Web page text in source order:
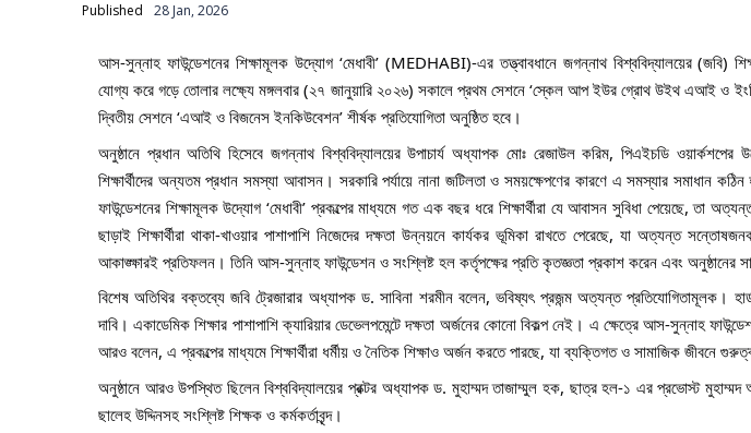
Published 28 Jan, 2026
আস-সুন্নাহ ফাউন্ডেশনের শিক্ষামূলক উদ্যোগ ‘মেধাবী’ (MEDHABI)-এর তত্ত্বাবধানে জগন্নাথ বিশ্ববিদ্যালয়ের (জবি)
যোগ্য করে গড়ে তোলার লক্ষ্যে মঙ্গলবার (২৭ জানুয়ারি ২০২৬) সকালে প্রথম সেশনে ‘স্কেল আপ ইউর গ্রোথ উইথ এআই ও
দ্বিতীয় সেশনে ‘এআই ও বিজনেস ইনকিউবেশন’ শীর্ষক প্রতিযোগিতা অনুষ্ঠিত হবে।
অনুষ্ঠানে প্রধান অতিথি হিসেবে জগন্নাথ বিশ্ববিদ্যালয়ের উপাচার্য অধ্যাপক মোঃ রেজাউল করিম, পিএইচডি
শিক্ষার্থীদের অন্যতম প্রধান সমস্যা আবাসন। সরকারি পর্যায়ে নানা জটিলতা ও সময়ক্ষেপণের কারণে এ সমস্যার সমাধান
ফাউন্ডেশনের শিক্ষামূলক উদ্যোগ ‘মেধাবী’ প্রকল্পের মাধ্যমে গত এক বছর ধরে শিক্ষার্থীরা যে আবাসন সুবিধা পেয়েছে, তা
ছাড়াই শিক্ষার্থীরা থাকা-খাওয়ার পাশাপাশি নিজেদের দক্ষতা উন্নয়নে কার্যকর ভূমিকা রাখতে পেরেছে, যা অত্যন্ত
আকাঙ্ক্ষারই প্রতিফলন। তিনি আস-সুন্নাহ ফাউন্ডেশন ও সংশ্লিষ্ট হল কর্তৃপক্ষের প্রতি কৃতজ্ঞতা প্রকাশ করেন এবং অনুষ্ঠানের
বিশেষ অতিথির বক্তব্যে জবি ট্রেজারার অধ্যাপক ড. সাবিনা শরমীন বলেন, ভবিষ্যৎ প্রজন্ম অত্যন্ত প্রতিযোগিতামূলক।
দাবি। একাডেমিক শিক্ষার পাশাপাশি ক্যারিয়ার ডেভেলপমেন্টে দক্ষতা অর্জনের কোনো বিকল্প নেই। এ ক্ষেত্রে আস-সুন্নাহ
আরও বলেন, এ প্রকল্পের মাধ্যমে শিক্ষার্থীরা ধর্মীয় ও নৈতিক শিক্ষাও অর্জন করতে পারছে, যা ব্যক্তিগত ও সামাজিক জীবনে
অনুষ্ঠানে আরও উপস্থিত ছিলেন বিশ্ববিদ্যালয়ের প্রক্টর অধ্যাপক ড. মুহাম্মদ তাজাম্মুল হক, ছাত্র হল-১ এর প্রভোস্ট মুহাম্মদ
ছালেহ উদ্দিনসহ সংশ্লিষ্ট শিক্ষক ও কর্মকর্তাবৃন্দ।